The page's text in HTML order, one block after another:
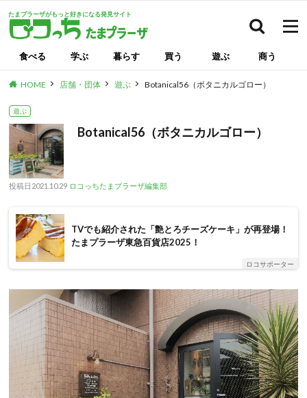
たまプラーザがもっと好きになる発見サイト
食べる 学ぶ 暮らす 買う 遊ぶ 商う
HOME 店舗・団体 遊ぶ Botanical56（ボタニカルゴロー）
遊ぶ
Botanical56（ボタニカルゴロー）
投稿日 2021.10.29 ロコっちたまプラーザ編集部
TVでも紹介された「艶とろチーズケーキ」が再登場！
たまプラーザ東急百貨店2025！
ロコサポーター